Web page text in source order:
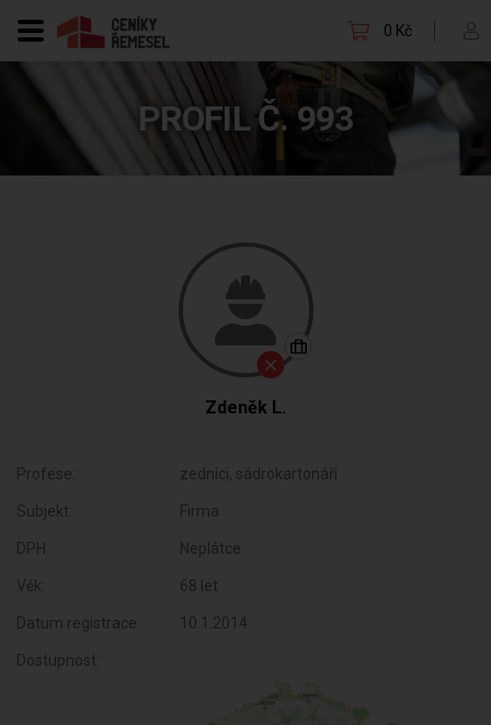
0 Kč
PROFIL Č. 993
Zdeněk L.
Profese: zedníci, sádrokartonáři
Subjekt: Firma
DPH: Neplátce
Věk: 68 let
Datum registrace: 10.1.2014
Dostupnost: